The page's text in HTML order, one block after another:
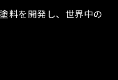
料を開発し、世界中の